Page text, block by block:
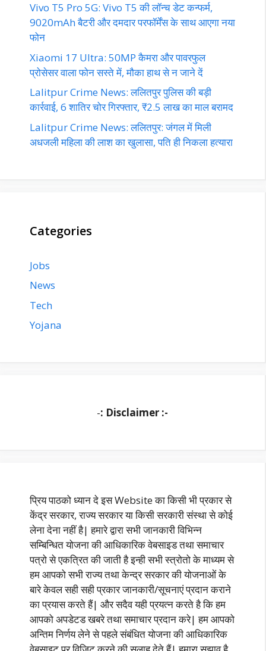
Vivo T5 Pro 5G: Vivo T5 की लॉन्च डेट कन्फर्म,
9020mAh बैटरी और दमदार परफॉर्मेंस के साथ आएगा नया
फोन
Xiaomi 17 Ultra: 50MP कैमरा और पावरफुल
प्रोसेसर वाला फोन सस्ते में, मौका हाथ से न जाने दें
Lalitpur Crime News: ललितपुर पुलिस की बड़ी
कार्रवाई, 6 शातिर चोर गिरफ्तार, ₹2.5 लाख का माल बरामद
Lalitpur Crime News: ललितपुर: जंगल में मिली
अधजली महिला की लाश का खुलासा, पति ही निकला हत्यारा
Categories
Jobs
News
Tech
Yojana
-: Disclaimer :-
प्रिय पाठको ध्यान दे इस Website का किसी भी प्रकार से
केंद्र सरकार, राज्य सरकार या किसी सरकारी संस्था से कोई
लेना देना नहीं है| हमारे द्वारा सभी जानकारी विभिन्न
सम्बिन्धित योजना की आधिकारिक वेबसाइड तथा समाचार
पत्रो से एकत्रित की जाती है इन्ही सभी स्त्रोतो के माध्यम से
हम आपको सभी राज्य तथा केन्द्र सरकार की योजनाओं के
बारे केवल सही सही प्रकार जानकारी/सूचनाएं प्रदान कराने
का प्रयास करते हैं| और सदैव यही प्रयत्न करते है कि हम
आपको अपडेटड खबरे तथा समाचार प्रदान करे| हम आपको
अन्तिम निर्णय लेने से पहले संबंधित योजना की आधिकारिक